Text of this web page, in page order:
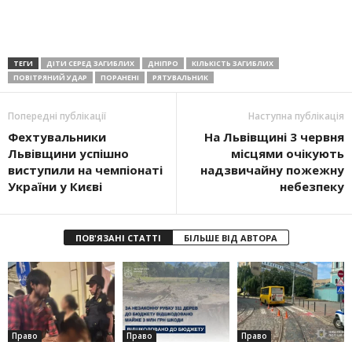
ТЕГИ ДІТИ СЕРЕД ЗАГИБЛИХ ДНІПРО
КІЛЬКІСТЬ ЗАГИБЛИХ
ПОВІТРЯНИЙ УДАР
ПОРАНЕНІ РЯТУВАЛЬНИК
Попередні публікації
Фехтувальники
Львівщини успішно
виступили на чемпіонаті
України у Києві
Наступна публікація
На Львівщині 3 червня
місцями очікують
надзвичайну пожежну
небезпеку
ПОВ'ЯЗАНІ СТАТТІ БІЛЬШЕ ВІД АВТОРА
Право Право Право